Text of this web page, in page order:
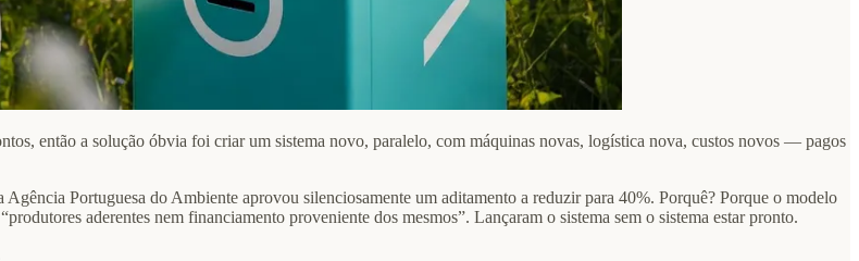
então a solução óbvia foi criar um sistema novo, paralelo, com máquinas novas, logística nova, custos novos — pagos
Portuguesa do Ambiente aprovou silenciosamente um aditamento a reduzir para 40%. Porquê? Porque o modelo
aderentes nem financiamento proveniente dos mesmos”. Lançaram o sistema sem o sistema estar pronto.